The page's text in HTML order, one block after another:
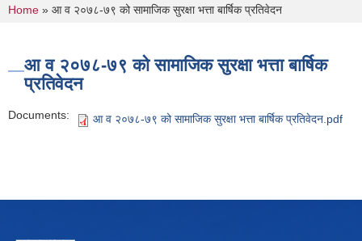
You are here
Home » आ व २०७८-७९ को सामाजिक सुरक्षा भत्ता बार्षिक प्रतिवेदन
आ व २०७८-७९ को सामाजिक सुरक्षा भत्ता बार्षिक
प्रतिवेदन
Documents: आ व २०७८-७९ को सामाजिक सुरक्षा भत्ता बार्षिक प्रतिवेदन.pdf